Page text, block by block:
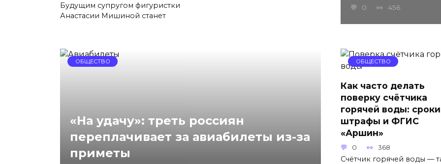
Будущим супругом фигуристки
Анастасии Мишиной станет
0 456
ОБЩЕСТВО
«На удачу»: треть россиян
переплачивает за авиабилеты из-за
приметы
ОБЩЕСТВО
Как часто делать
поверку счётчика
горячей воды:
штрафы и ФГИС
«Аршин»
0 368
Счётчик горячей воды —